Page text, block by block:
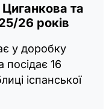
та
26 років
у доробку
посідає 16
іспанської